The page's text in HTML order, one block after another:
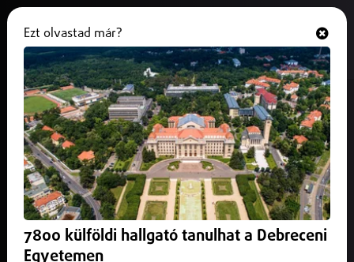
Megduplázta a kormány a
Székelyföldnek szánt támogatást
2025. június 06.Magyarország
A támogatás a vízáradások sújtotta területeken nyújt
Ezt olvastad már?
7800 külföldi hallgató tanulhat a Debreceni
Egyetemen